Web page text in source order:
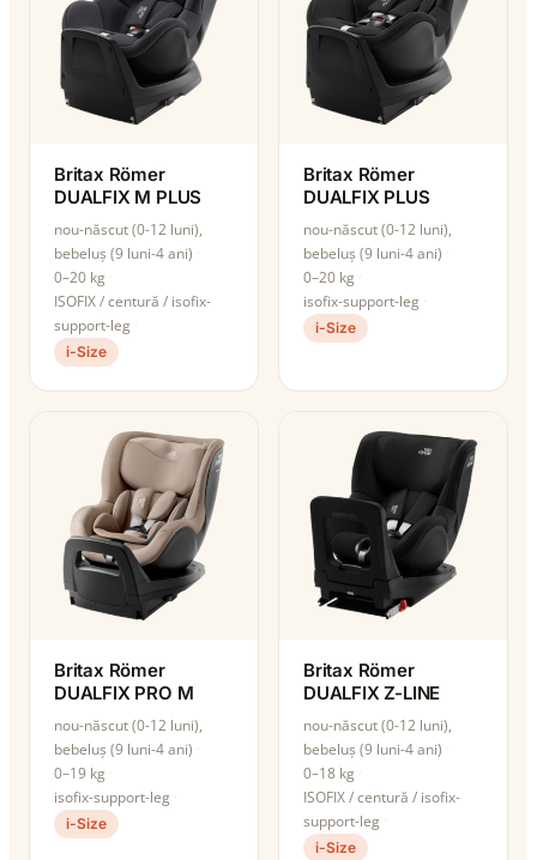
Britax Römer
DUALFIX M PLUS
nou-născut (0-12 luni),
bebeluș (9 luni-4 ani)
0–20 kg
ISOFIX / centură / isofix-
support-leg
i-Size
Britax Römer
DUALFIX PLUS
nou-născut (0-12 luni),
bebeluș (9 luni-4 ani)
0–20 kg
isofix-support-leg
i-Size
Britax Römer
DUALFIX PRO M
nou-născut (0-12 luni),
bebeluș (9 luni-4 ani)
0–19 kg
isofix-support-leg
i-Size
Britax Römer
DUALFIX Z-LINE
nou-născut (0-12 luni),
bebeluș (9 luni-4 ani)
0–18 kg
ISOFIX / centură / isofix-
support-leg
i-Size